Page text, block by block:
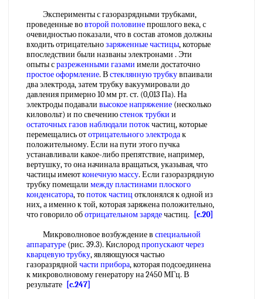
Эксперименты с газоразрядными трубками,
проведенные вовторой половинепрошлого века, с
очевидностью показали, что в состав атомов должны
входить отрицательнозаряженные частицы, которые
впоследствии были названы электронами . Эти
опыты сразреженными газами имели достаточно
простое оформление. Встеклянную трубкувпаивали
два электрода, затем трубку вакуумировали до
давления примерно 10 мм рт. ст. (0,013 Па). На
электроды подавали высокое напряжение (несколько
киловольт) и по свечениюстенок трубки и
остаточных газов наблюдали потокчастиц, которые
перемещались ототрицательного электродак
положительному. Если на пути этого пучка
устанавливали какое-либо препятствие, например,
вертушку, то она начинала вращаться, указывая, что
частицы имеютконечную массу. Если газоразрядную
трубку помещали между пластинами плоского
конденсатора, топоток частиц отклонялся к одной из
них, а именно к той, которая заряжена положительно,
что говорило оботрицательном зарядечастиц.
[c.20]
Микроволновое возбуждение в специальной
аппаратуре (рис. 39.3). Кислородпропускают через
кварцевую трубку, являющуюся частью
газоразрядной части прибора, которая подсоединена
к микроволновому генератору на 2450 МГц. В
результате [c.247]